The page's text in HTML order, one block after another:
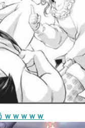
ｗｗｗｗｗ